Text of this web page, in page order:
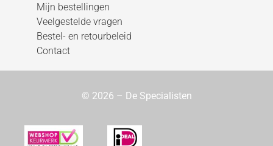
Mijn bestellingen
Veelgestelde vragen
Bestel- en retourbeleid
Contact
© 2026 – De Specialisten